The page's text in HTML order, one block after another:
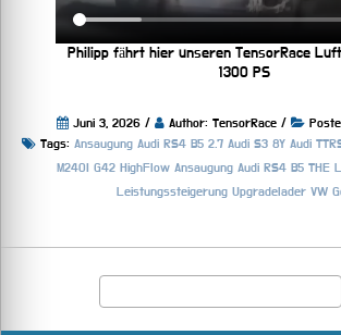
Philipp fährt hier unseren TensorRace
1300 PS
Juni 3, 2026 / Author: TensorRace /
Tags: Ansaugung Audi RS4 B5 2.7 Audi S3 8Y Audi
M240I G42 HighFlow Ansaugung Audi RS4 B5 THE
Leistungssteigerung Upgradelader VW